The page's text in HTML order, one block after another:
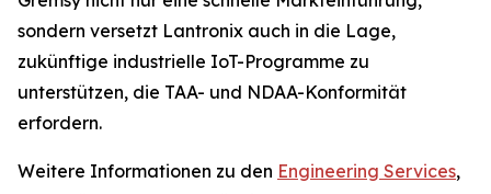
sondern versetzt Lantronix auch in die Lage,
zukünftige industrielle IoT-Programme zu
unterstützen, die TAA- und NDAA-Konformität
erfordern.
Weitere Informationen zu den Engineering Services,